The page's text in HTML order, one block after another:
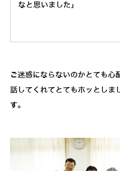
なと思いました」
ご迷惑にならないのかとても心
話してくれてとてもホッとしま
す。